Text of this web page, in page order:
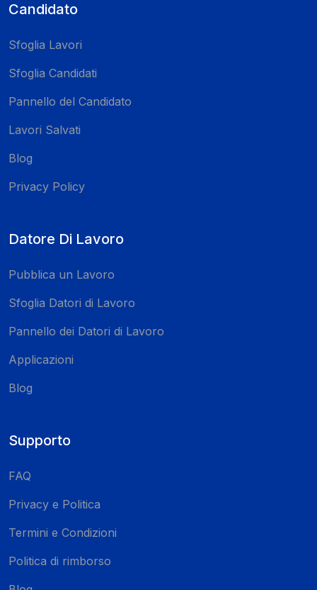
Candidato
Sfoglia Lavori
Sfoglia Candidati
Pannello del Candidato
Lavori Salvati
Blog
Privacy Policy
Datore Di Lavoro
Pubblica un Lavoro
Sfoglia Datori di Lavoro
Pannello dei Datori di Lavoro
Applicazioni
Blog
Supporto
FAQ
Privacy e Politica
Termini e Condizioni
Politica di rimborso